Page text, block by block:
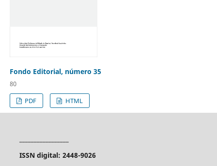
Fondo Editorial, número 35
80
PDF
HTML
ISSN digital: 2448-9026